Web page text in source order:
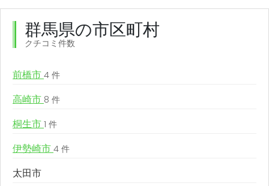
群馬県の市区町村
クチコミ件数
前橋市 4 件
高崎市 8 件
桐生市 1 件
伊勢崎市 4 件
太田市